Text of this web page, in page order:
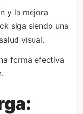
y la mejora
siga siendo una
visual.
forma efectiva